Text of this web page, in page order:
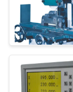
SƠ
ĐỒ
TRANG
WEB
Đọc